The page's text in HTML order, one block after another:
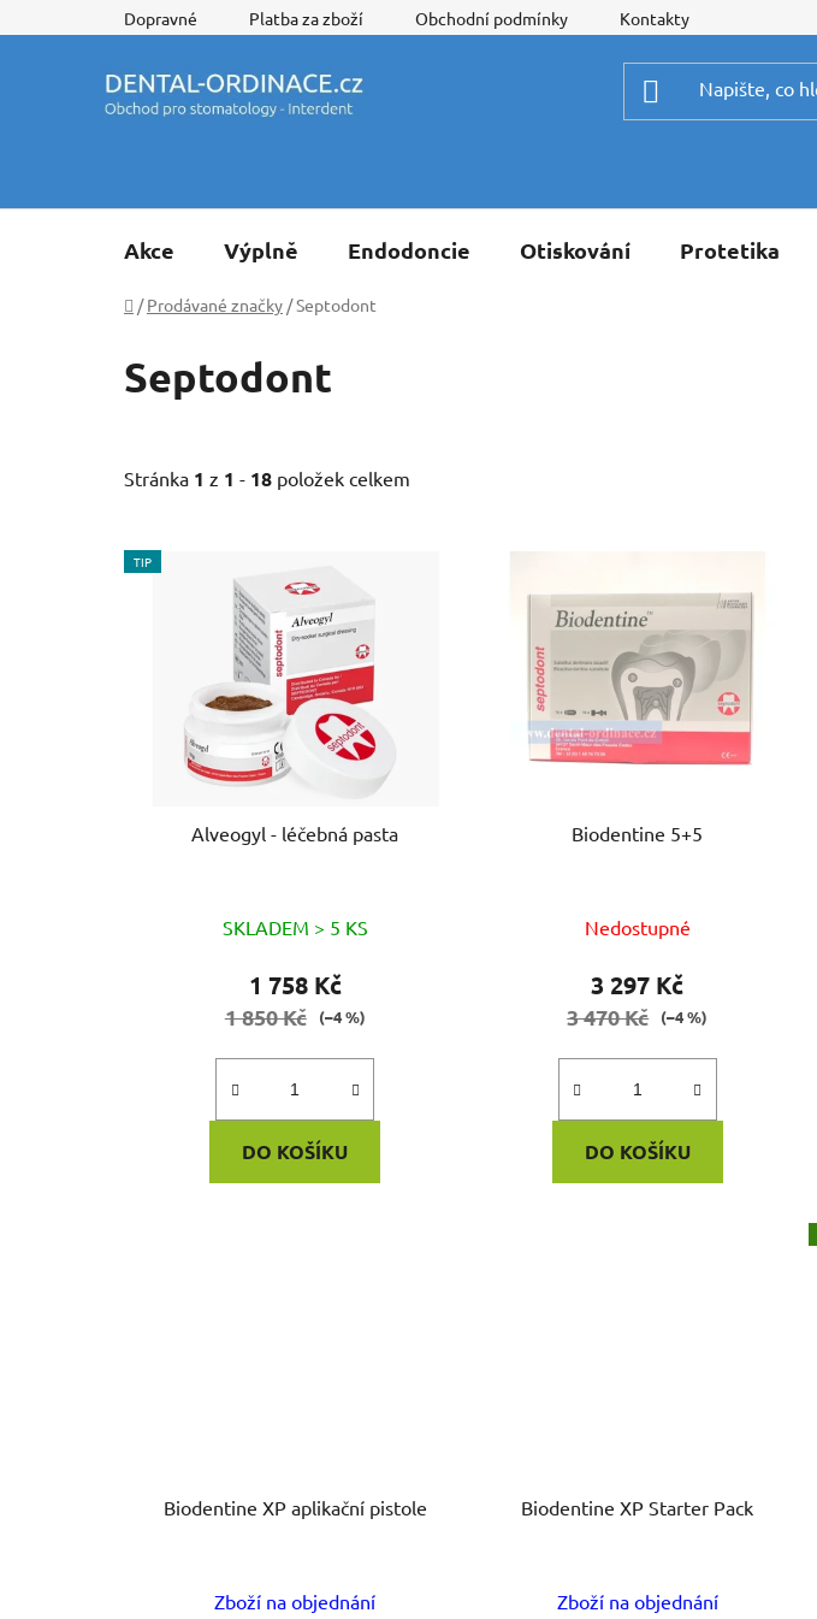
na
Dopravné Platba za zboží Obchodní podmínky Kontakty
Akce Výplně Endodoncie Otiskování Protetika
Domů
/ Prodávané značky /Septodont
Septodont
Stránka 1 z 1 - 18 položek celkem
V
ý
TIP
Alveogyl - léčebná pasta
SKLADEM > 5 KS
1 758 Kč
1 850 Kč (–4 %)
DO KOŠÍKU
Biodentine 5+5
Nedostupné
3 297 Kč
3 470 Kč (–4 %)
DO KOŠÍKU
Biodentine XP aplikační pistole
Zboží na objednání
Biodentine XP Starter Pack
Zboží na objednání